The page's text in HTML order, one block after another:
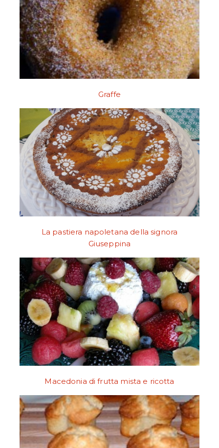
Graffe
La pastiera napoletana della signora
Giuseppina
Macedonia di frutta mista e ricotta